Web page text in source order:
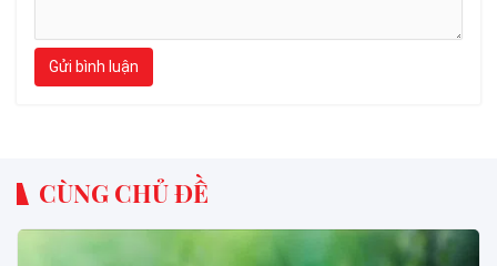
Gửi bình luận
CÙNG CHỦ ĐỀ